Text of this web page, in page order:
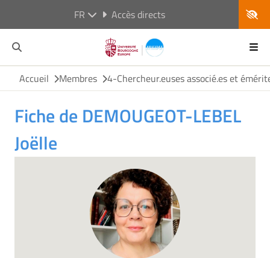
FR Accès directs
Accueil Membres 4-Chercheur.euses associé.es et
Fiche de DEMOUGEOT-LEBEL
Joëlle